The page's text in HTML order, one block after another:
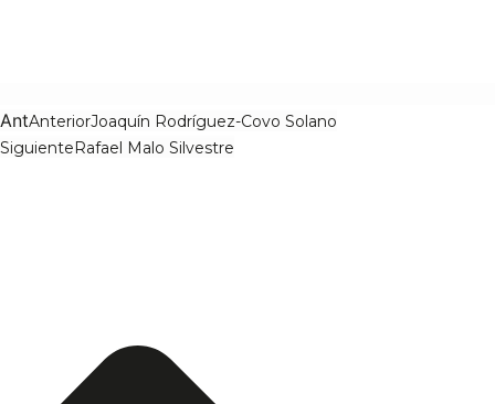
AntAnteriorJoaquín Rodríguez-Covo Solano
SiguienteRafael Malo Silvestre